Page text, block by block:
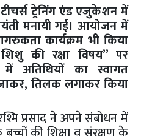
ट्रेनिंग एंड एजुकेशन में
मनायी गई। आयोजन में
कार्यक्रम भी किया
की रक्षा विषय” पर
अतिथियों का स्वागत
तिलक लगाकर किया
प्रसाद ने अपने संबोधन में